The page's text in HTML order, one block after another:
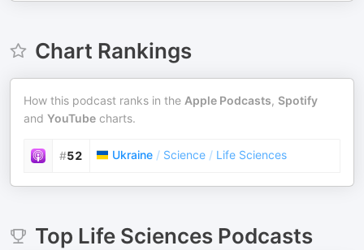
Chart Rankings
How this podcast ranks in the Apple Podcasts, Spotify
and YouTube charts.
#52 Ukraine / Science / Life Sciences
Top Life SciencesPodcasts